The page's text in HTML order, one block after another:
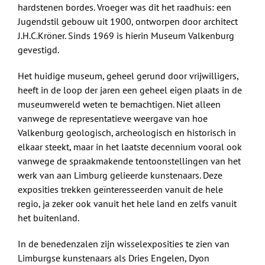
hardstenen bordes. Vroeger was dit het raadhuis: een
Jugendstil gebouw uit 1900, ontworpen door architect
J.H.C.Kröner. Sinds 1969 is hierin Museum Valkenburg
gevestigd.
Het huidige museum, geheel gerund door vrijwilligers,
heeft in de loop der jaren een geheel eigen plaats in de
museumwereld weten te bemachtigen. Niet alleen
vanwege de representatieve weergave van hoe
Valkenburg geologisch, archeologisch en historisch in
elkaar steekt, maar in het laatste decennium vooral ook
vanwege de spraakmakende tentoonstellingen van het
werk van aan Limburg gelieerde kunstenaars. Deze
exposities trekken geïnteresseerden vanuit de hele
regio, ja zeker ook vanuit het hele land en zelfs vanuit
het buitenland.
In de benedenzalen zijn wisselexposities te zien van
Limburgse kunstenaars als Dries Engelen, Dyon